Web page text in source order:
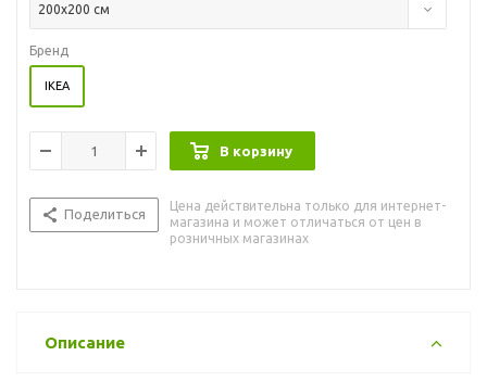
200x200 см
Бренд
IKEA
В корзину
Поделиться
Цена действительна только для интернет-
магазина и может отличаться от цен в
розничных магазинах
Описание